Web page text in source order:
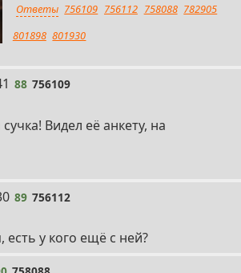
Ответы 756109 756112 758088 782905
801898 801930
88 756109
Видел её анкету, на
89 756112
у кого ещё с ней?